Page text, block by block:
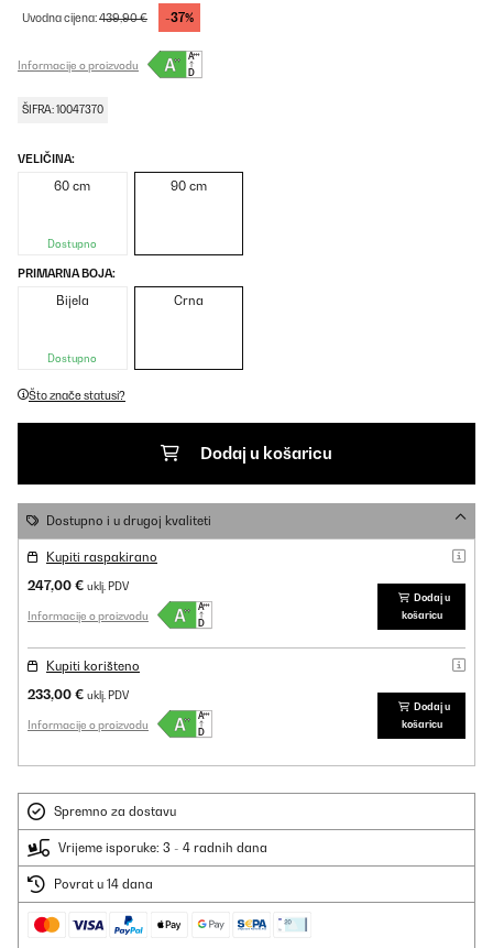
Uvodna cijena:439,90 € -37%
Informacije o proizvodu
ŠIFRA: 10047370
VELIČINA:
60 cm
Dostupno
90 cm
PRIMARNA BOJA:
Bijela
Dostupno
Crna
Što znače statusi?
Dodaj u košaricu
Dostupno i u drugoj kvaliteti
Kupiti raspakirano
247,00 € uklj. PDV
Informacije o proizvodu
Dodaj u
košaricu
Kupiti korišteno
233,00 € uklj. PDV
Informacije o proizvodu
Dodaj u
košaricu
Spremno za dostavu
Vrijeme isporuke: 3 - 4 radnih dana
Povrat u 14 dana